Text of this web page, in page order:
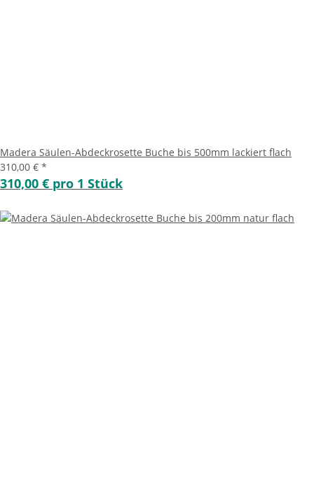
Madera Säulen-Abdeckrosette Buche bis 500mm lackiert flach
310,00 € *
310,00 € pro 1 Stück